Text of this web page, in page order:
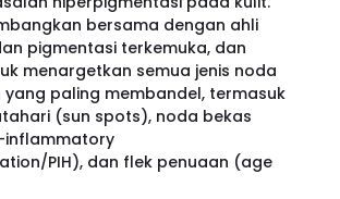
bersama dengan ahli
pigmentasi terkemuka, dan
menargetkan semua jenis noda
yang paling membandel, termasuk
(sun spots), noda bekas
PIH), dan flek penuaan (age